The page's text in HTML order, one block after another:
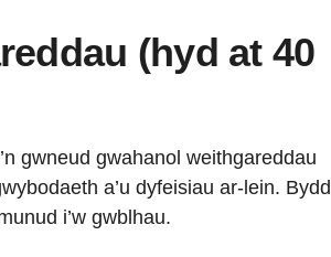
(hyd at 40
gwneud gwahanol weithgareddau
a’u dyfeisiau ar-lein. Bydd
i’w gwblhau.